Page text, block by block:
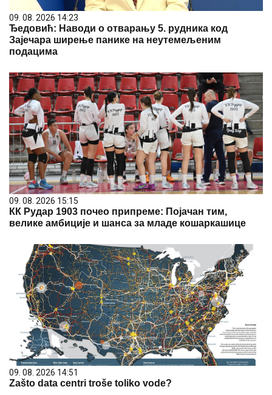
09. 08. 2026 14:23
Ђедовић: Наводи о отварању 5. рудника код
Зајечара ширење панике на неутемељеним
подацима
09. 08. 2026 15:15
КК Рудар 1903 почео припреме: Појачан тим,
велике амбиције и шанса за младе кошаркашице
09. 08. 2026 14:51
Zašto data centri troše toliko vode?